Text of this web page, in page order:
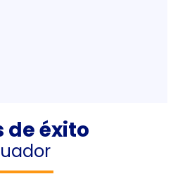
de éxito